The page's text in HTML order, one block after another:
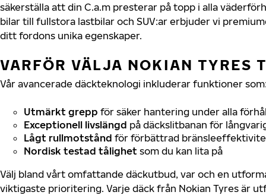
säkerställa att din C.a.m presterar på topp i alla
bilar till fullstora lastbilar och SUV:ar erbjuder vi
ditt fordons unika egenskaper.
VARFÖR VÄLJA NOKIAN TYRES
Vår avancerade däckteknologi inkluderar funktioner
Utmärkt grepp för säker hantering under alla
Exceptionell livslängd på däckslitbanan för
Lågt rullmotstånd för förbättrad
Nordisk testad tålighet som du kan lita på
Välj bland vårt omfattande däckutbud, var och en
viktigaste prioritering. Varje däck från Nokian Tyres är